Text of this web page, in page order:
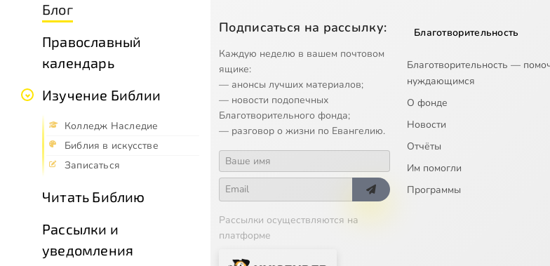
Блог
Православный
календарь
Изучение Библии
Колледж Наследие
Библия в искусстве
Записаться
Читать Библию
Рассылки и
уведомления
Подписаться на рассылку:
Каждую неделю в вашем почтовом
ящике:
— анонсы лучших материалов;
— новости подопечных
Благотворительного фонда;
— разговор о жизни по Евангелию.
Рассылки осуществляются на
платформе
Благотворительность
Благотворительность —
нуждающимся
О фонде
Новости
Отчёты
Им помогли
Программы